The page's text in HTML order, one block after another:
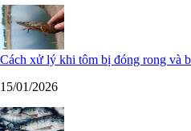
Cách xử lý khi tôm bị đóng rong và
15/01/2026